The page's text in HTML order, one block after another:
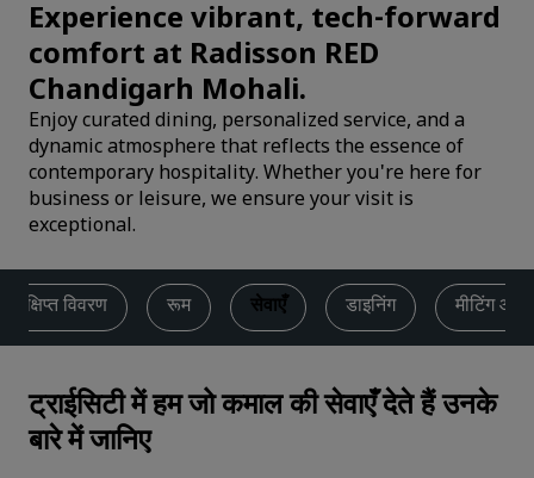
Experience vibrant, tech-forward
comfort at Radisson RED
Chandigarh Mohali.
Enjoy curated dining, personalized service, and a
dynamic atmosphere that reflects the essence of
contemporary hospitality. Whether you're here for
business or leisure, we ensure your visit is
exceptional.
संक्षिप्त विवरण रूम सेवाएँ डाइनिंग मीटिंग और
ट्राईसिटी में हम जो कमाल की सेवाएँ देते हैं उनके
बारे में जानिए